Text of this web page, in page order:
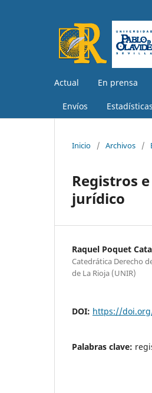
Actual En prensa
Envíos Estadísticas
Inicio / Archivos /
Registros
jurídico
Raquel Poquet
Catedrática Derecho
de La Rioja (UNIR)
DOI: https://
Palabras clave: